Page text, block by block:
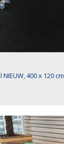
400 x 120 cm